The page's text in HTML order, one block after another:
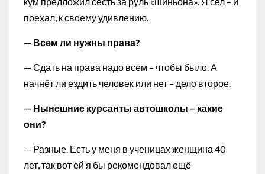
поехал, к своему удивлению.
— Всем ли нужны права?
— Сдать на права надо всем – чтобы было. А
начнёт ли ездить человек или нет – дело второе.
— Нынешние курсанты автошколы – какие
они?
— Разные. Есть у меня в ученицах женщина 40
лет, так вот ей я бы рекомендовал ещё